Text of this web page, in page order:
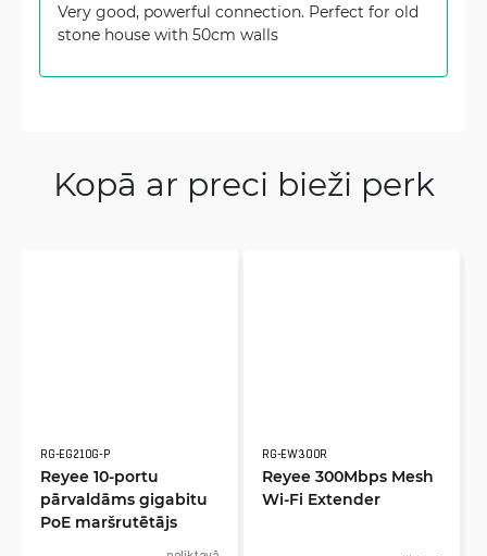
Very good, powerful connection. Perfect for old
stone house with 50cm walls
Kopā ar preci bieži perk
RG-EG210G-P
Reyee 10-portu
pārvaldāms gigabitu
PoE maršrutētājs
RG-EW300R
Reyee 300Mbps Mesh
Wi-Fi Extender